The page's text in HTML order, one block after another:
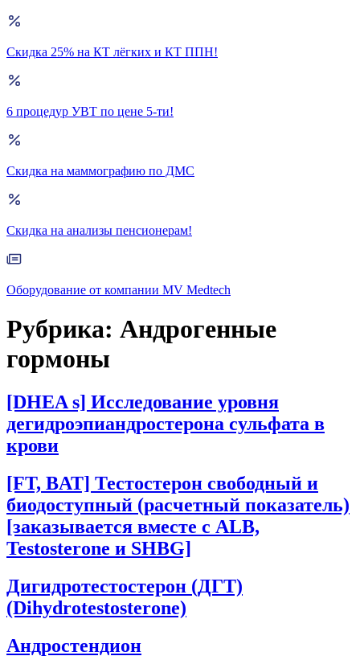
Скидка 25% на КТ лёгких и КТ ППН!
6 процедур УВТ по цене 5-ти!
Скидка на маммографию по ДМС
Скидка на анализы пенсионерам!
Оборудование от компании MV Medtech
Рубрика: Андрогенные
гормоны
[DHEA s] Исследование уровня
дегидроэпиандростерона сульфата в
крови
[FT, BAT] Тестостерон свободный и
биодоступный (расчетный показатель)
[заказывается вместе с ALB,
Testosterone и SHBG]
Дигидротестостерон (ДГТ)
(Dihуdrotestosterone)
Андростендион